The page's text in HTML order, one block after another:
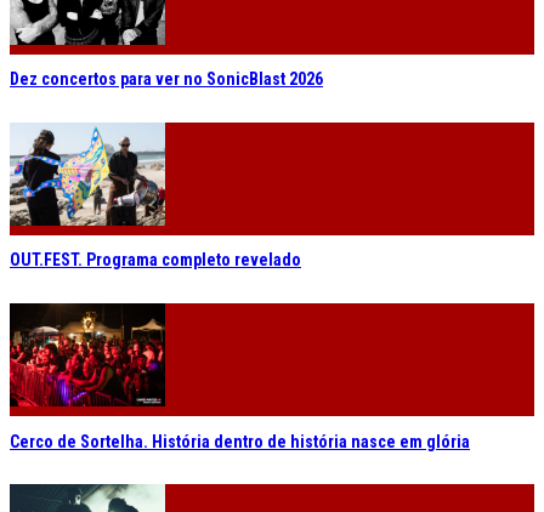
Dez concertos para ver no SonicBlast 2026
OUT.FEST. Programa completo revelado
Cerco de Sortelha. História dentro de história nasce em glória